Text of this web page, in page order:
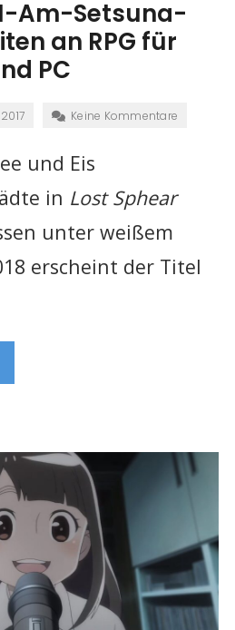
Am-Setsuna-
an RPG für
PC
Keine Kommentare
und Eis
in Lost Sphear
unter weißem
erscheint der Titel